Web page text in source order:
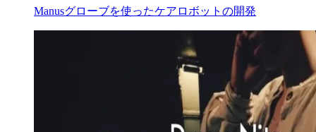
Manusグローブを使ったケアロボットの開発